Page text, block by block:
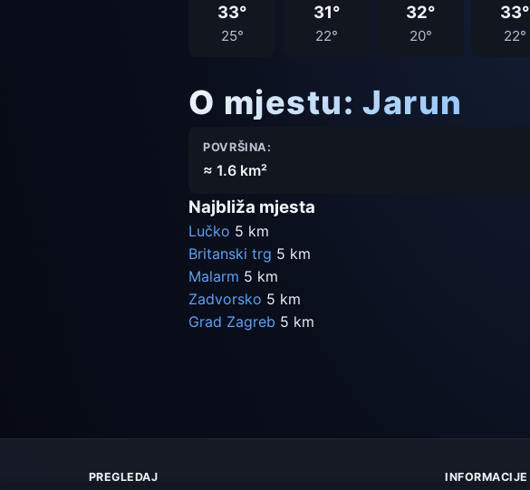
33°
25°
31°
22°
32°
20°
33°
22°
O mjestu: Jarun
POVRŠINA:
≈ 1.6 km²
Najbliža mjesta
Lučko 5 km
Britanski trg 5 km
Malarm 5 km
Zadvorsko 5 km
Grad Zagreb 5 km
PREGLEDAJ INFORMACIJE